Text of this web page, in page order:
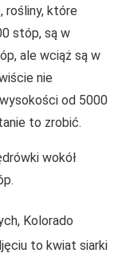
rośliny, które
stóp, są w
ale wciąż są w
nie
od 5000
to zrobić.
wokół
Kolorado
to kwiat siarki